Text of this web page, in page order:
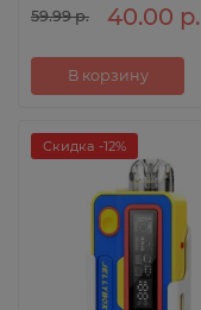
59.99 р. 40.00 р.
В корзину
Скидка -12%